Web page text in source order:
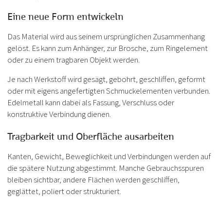
Eine neue Form entwickeln
Das Material wird aus seinem ursprünglichen Zusammenhang
gelöst. Es kann zum Anhänger, zur Brosche, zum Ringelement
oder zu einem tragbaren Objekt werden.
Je nach Werkstoff wird gesägt, gebohrt, geschliffen, geformt
oder mit eigens angefertigten Schmuckelementen verbunden.
Edelmetall kann dabei als Fassung, Verschluss oder
konstruktive Verbindung dienen.
Tragbarkeit und Oberfläche ausarbeiten
Kanten, Gewicht, Beweglichkeit und Verbindungen werden auf
die spätere Nutzung abgestimmt. Manche Gebrauchsspuren
bleiben sichtbar, andere Flächen werden geschliffen,
geglättet, poliert oder strukturiert.